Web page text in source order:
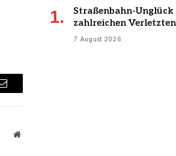
Email
Website
Straßenbahn-
zahlreichen
7 August 2026